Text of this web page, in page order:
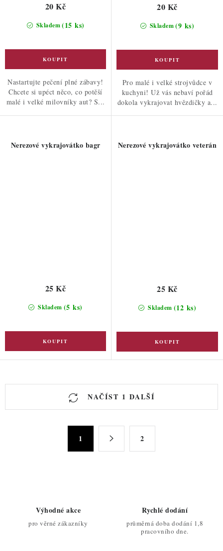
Skladem(15 ks)
20 Kč
Nastartujte pečení plné zábavy!
Chcete si upéct něco, co potěší
malé i velké milovníky aut? S...
Skladem(9 ks)
20 Kč
Pro malé i velké strojvůdce v
kuchyni! Už vás nebaví pořád
dokola vykrajovat hvězdičky a...
Nerezové vykrajovátko bagr
Skladem (5 ks)
25 Kč
Nerezové vykrajovátko veterán
Skladem (12 ks)
25 Kč
O
l
NAČÍST 1 DALŠÍ
1 2
Výhodné akce
pro věrné zákazníky
Rychlé dodání
průměrná doba dodání 1,8
pracovního dne.